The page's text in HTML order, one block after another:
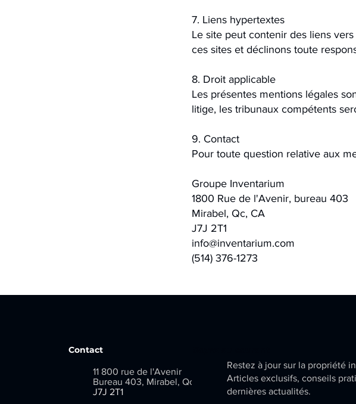
7. Liens hypertextes
Le site peut contenir des liens
ces sites et déclinons toute
8. Droit applicable
Les présentes mentions légales
litige, les tribunaux compétents
9. Contact
Pour toute question relative aux
Groupe Inventarium
1800 Rue de l'Avenir, bureau 403
Mirabel, Qc, CA
J7J 2T1
info@inventarium.com
(514) 376-1273
Contact
11 800 rue de l'Avenir
Bureau 403, Mirabel, Qc
J7J 2T1
Restez à jour sur la propriété
Articles exclusifs, conseils
dernières actualités.